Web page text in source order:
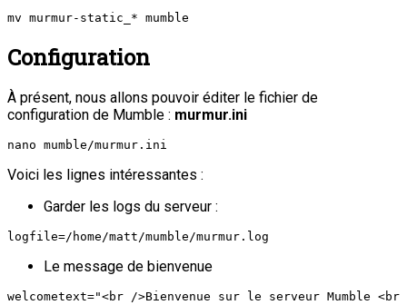
mv murmur-static_* mumble
Configuration
À présent, nous allons pouvoir éditer le fichier de
configuration de Mumble : murmur.ini
nano mumble/murmur.ini
Voici les lignes intéressantes :
Garder les logs du serveur :
logfile=/home/matt/mumble/murmur.log
Le message de bienvenue
welcometext="<br />Bienvenue sur le serveur Mumble